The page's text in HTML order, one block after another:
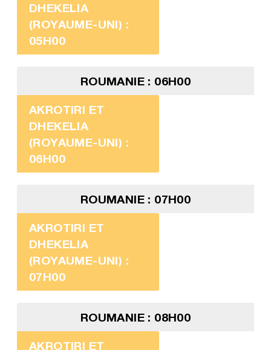
DHEKELIA
(ROYAUME-UNI) :
05H00
ROUMANIE : 06H00
AKROTIRI ET
DHEKELIA
(ROYAUME-UNI) :
06H00
ROUMANIE : 07H00
AKROTIRI ET
DHEKELIA
(ROYAUME-UNI) :
07H00
ROUMANIE : 08H00
AKROTIRI ET